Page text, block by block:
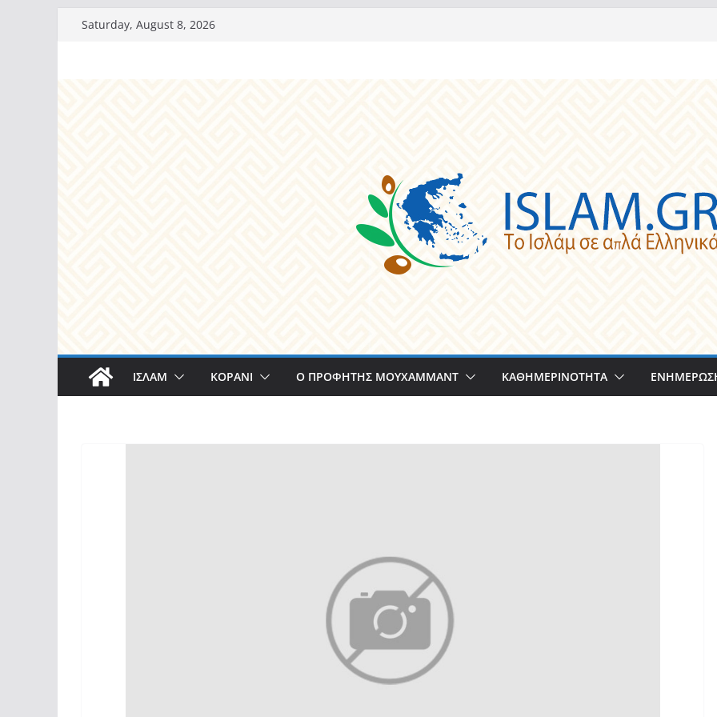
Saturday, August 8, 2026
ΙΣΛΑΜ ΚΟΡΑΝΙ Ο ΠΡΟΦΗΤΗΣ ΜΟΥΧΑΜΜΑΝΤ ΚΑΘΗΜΕΡΙΝΟΤΗΤΑ